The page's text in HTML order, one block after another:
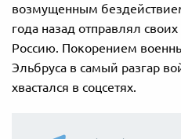
возмущенным
года назад отправлял
Россию. Покорением
Эльбруса в самый разгар
хвастался в соцсетях.